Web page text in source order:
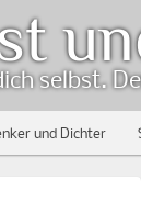
und Dichter
selbst.